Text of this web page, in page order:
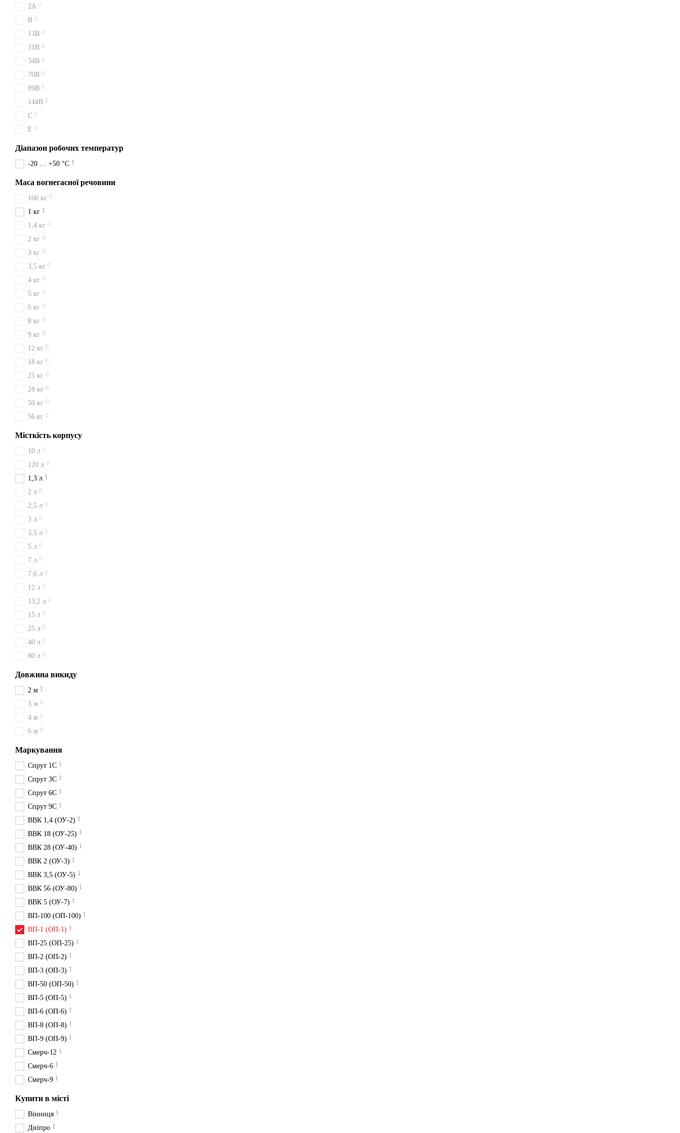
2A 0
B 0
13B 0
31B 0
34B 0
70B 0
89B 0
144B 0
C 0
E 0
Діапазон робочих температур
-20 … +50 °C 1
Маса вогнегасної речовини
100 кг 0
1 кг 1
1,4 кг 0
2 кг 0
3 кг 0
3,5 кг 0
4 кг 0
5 кг 0
6 кг 0
8 кг 0
9 кг 0
12 кг 0
18 кг 0
25 кг 0
28 кг 0
50 кг 0
56 кг 0
Місткість корпусу
10 л 0
120 л 0
1,3 л 1
2 л 0
2,5 л 0
3 л 0
3,5 л 0
5 л 0
7 л 0
7,6 л 0
12 л 0
13,2 л 0
15 л 0
25 л 0
40 л 0
80 л 0
Довжина викиду
2 м 1
3 м 0
4 м 0
6 м 0
Маркування
Спрут 1С 1
Спрут 3С 1
Спрут 6С 1
Спрут 9С 1
ВВК 1,4 (ОУ-2) 1
ВВК 18 (ОУ-25) 1
ВВК 28 (ОУ-40) 1
ВВК 2 (ОУ-3) 1
ВВК 3,5 (ОУ-5) 1
ВВК 56 (ОУ-80) 1
ВВК 5 (ОУ-7) 1
ВП-100 (ОП-100) 1
ВП-1 (ОП-1) 1
ВП-25 (ОП-25) 1
ВП-2 (ОП-2) 1
ВП-3 (ОП-3) 1
ВП-50 (ОП-50) 1
ВП-5 (ОП-5) 1
ВП-6 (ОП-6) 1
ВП-8 (ОП-8) 1
ВП-9 (ОП-9) 1
Смерч-12 1
Смерч-6 1
Смерч-9 1
Купити в місті
Вінниця 1
Дніпро 1